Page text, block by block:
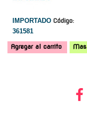
IMPORTADO Código:
361581
Agregar al carrito Mas